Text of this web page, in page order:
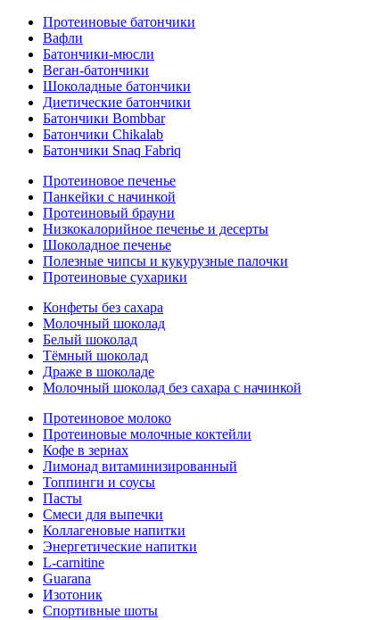
Протеиновые батончики
Вафли
Батончики-мюсли
Веган-батончики
Шоколадные батончики
Диетические батончики
Батончики Bombbar
Батончики Chikalab
Батончики Snaq Fabriq
Протеиновое печенье
Панкейки с начинкой
Протеиновый брауни
Низкокалорийное печенье и десерты
Шоколадное печенье
Полезные чипсы и кукурузные палочки
Протеиновые сухарики
Конфеты без сахара
Молочный шоколад
Белый шоколад
Тёмный шоколад
Драже в шоколаде
Молочный шоколад без сахара с начинкой
Протеиновое молоко
Протеиновые молочные коктейли
Кофе в зернах
Лимонад витаминизированный
Топпинги и соусы
Пасты
Смеси для выпечки
Коллагеновые напитки
Энергетические напитки
L-carnitine
Guarana
Изотоник
Спортивные шоты